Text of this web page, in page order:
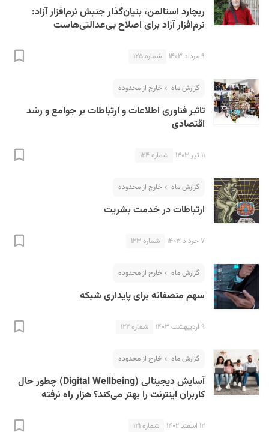
ریچارد استالمن، بنیان‌گذار جنبش نرم‌افزار آزاد:
نرم‌افزار آزاد برای اصلاح بی‌عدالتی‌هاست
۹ مرداد ۱۴۰۳ شماره ۱۲۵
گزارش ماه خارج از محدوده
تاثیر فناوری اطلاعات و ارتباطات بر جوامع و رشد
اقتصادی
۱۱ تیر ۱۴۰۳ شماره ۱۲۴
گزارش ماه خارج از محدوده
ارتباطات در خدمت بشریت
۷ خرداد ۱۴۰۳ شماره ۱۲۳
گزارش ماه خارج از محدوده
سهم منصفانه برای پایداری شبکه
۹ اردیبهشت ۱۴۰۳ شماره ۱۲۲
گزارش ماه خارج از محدوده
آسایش دیجیتالی (Digital Wellbeing) چطور حال
کاربران اینترنت را بهتر می‌کند؟ هزار راه نرفته
۱۲ اسفند ۱۴۰۲ شماره ۱۲۱